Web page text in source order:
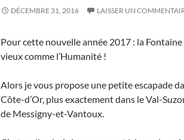
DÉCEMBRE 31, 2016 LAISSER UN
Pour cette nouvelle année 2017 : la
vieux comme l’Humanité !
Alors je vous propose une petite escapade
Côte-d’Or, plus exactement dans le Val-
de Messigny-et-Vantoux.